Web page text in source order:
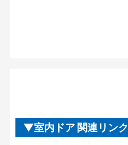
室内ドア 関連リンク